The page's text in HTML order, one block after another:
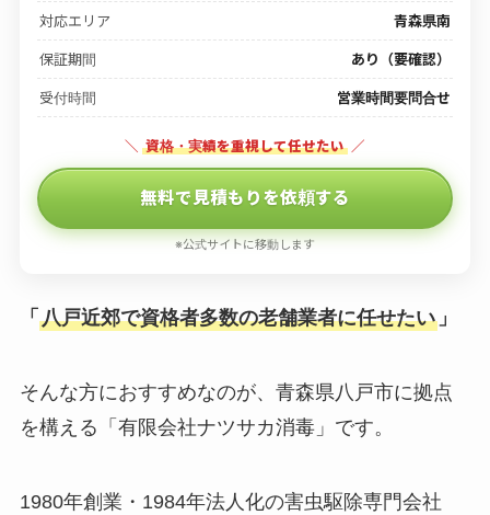
対応エリア 青森県南
保証期間 あり（要確認）
受付時間 営業時間要問合せ
＼ 資格・実績を重視して任せたい ／
無料で見積もりを依頼する
※公式サイトに移動します
「 八戸近郊で資格者多数の老舗業者に任せたい」
そんな方におすすめなのが、青森県八戸市に拠点
を構える「有限会社ナツサカ消毒」です。
1980年創業・1984年法人化の害虫駆除専門会社